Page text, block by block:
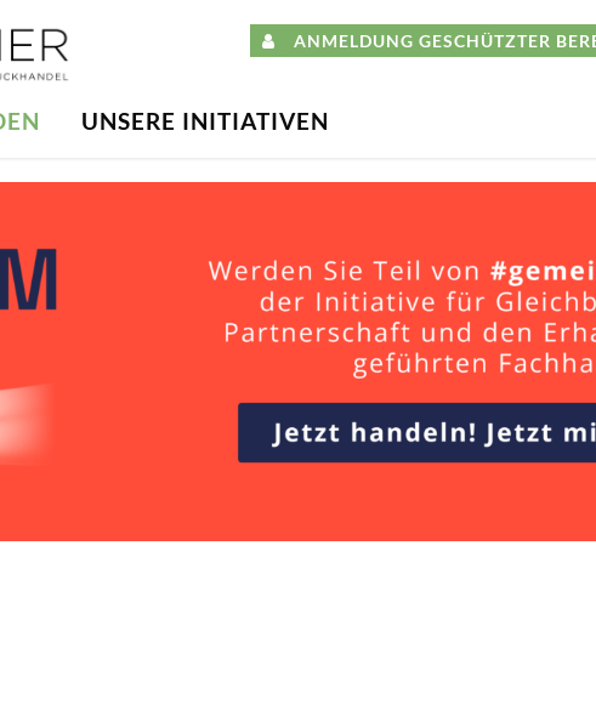
ANMELDUNG GESCHÜTZTER
UNSERE INITIATIVEN